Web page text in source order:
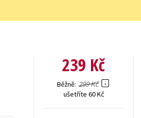
239 Kč
Běžně 299 Kč
ušetříte 60 Kč